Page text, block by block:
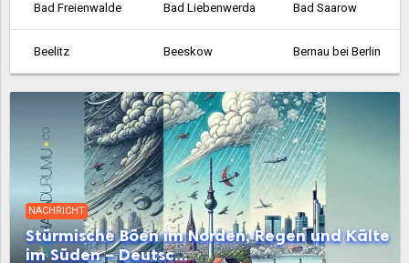
Bad Freienwalde Bad Liebenwerda Bad Saarow
Beelitz Beeskow Bernau bei Berlin
Bestensee Biesenthal Birkenwerder
Blankenfelde Blankenfelde-Mahlow Brieselang
Calau Cottbus Dahme
Dallgow-Döberitz Doberlug-Kirchhain Drebkau
NACHRICHT
Stürmische Böen im Norden, Regen und Kälte
im Süden – Deutsc...